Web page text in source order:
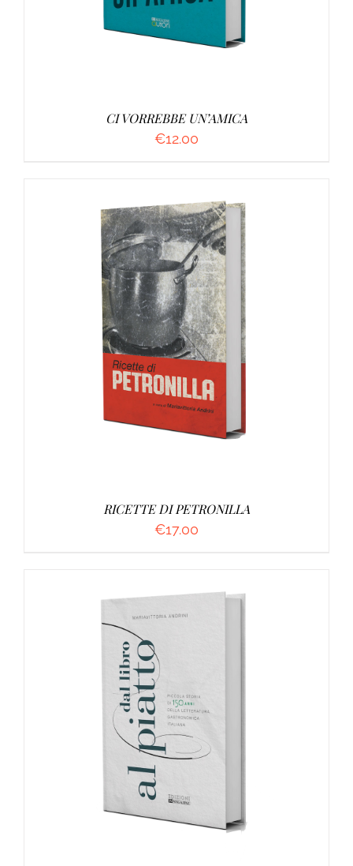
CI VORREBBE UN’AMICA
€12.00
DETTAGLI
RICETTE DI PETRONILLA
€17.00
AGGIUNGI AL CARRELLO